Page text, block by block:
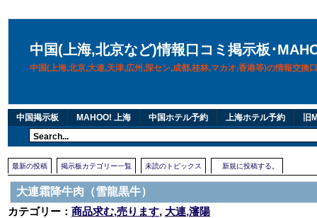
中国(上海,北京など)情報口コミ掲示板･
中国(上海,北京,大連,天津,広州,深セン,成都,桂林,マカオ,香港等)の情報交換
中国掲示板 MAHOO! 上海 中国ホテル予約 上海ホテル予約 旧
最新の投稿 掲示板カテゴリー一覧 未読のトピックス 新規に投稿する。
大連霜降牛肉（雪龍黒牛）
カテゴリー： 商品求む,売ります, 大連,瀋陽